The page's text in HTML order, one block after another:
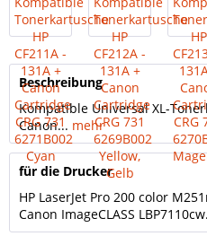
Beschreibung
Kompatible Universal XL-
Canon... mehr
für die Drucker
HP LaserJet Pro 200 color
Canon ImageCLASS